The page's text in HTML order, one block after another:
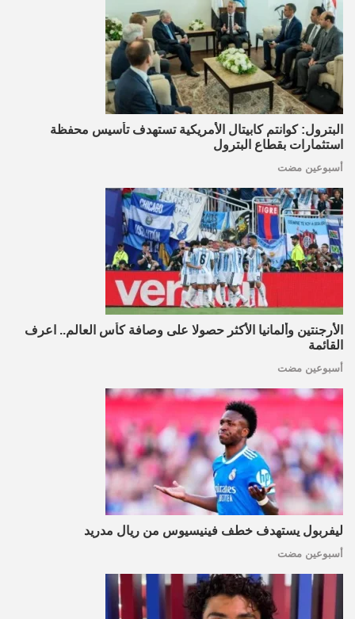
البترول: كوانتم كابيتال الأمريكية تستهدف تأسيس محفظة
استثمارات بقطاع البترول
أسبوعين مضت
الأرجنتين وألمانيا الأكثر حصولا على وصافة كأس العالم.. اعرف
القائمة
أسبوعين مضت
ليفربول يستهدف خطف فينيسيوس من ريال مدريد
أسبوعين مضت